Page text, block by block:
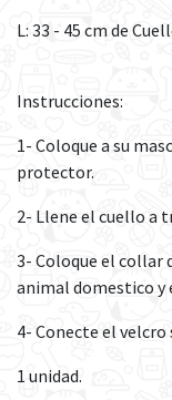
L: 33 - 45 cm de
Instrucciones:
1- Coloque a su
protector.
2- Llene el cuello a
3- Coloque el collar
animal domestico y
4- Conecte el velcro
1 unidad.